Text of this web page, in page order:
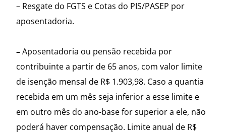
– Resgate do FGTS e Cotas do PIS/PASEP por
aposentadoria.
–Aposentadoria ou pensão recebida por
contribuinte a partir de 65 anos, com valor limite
de isenção mensal de R$ 1.903,98. Caso a quantia
recebida em um mês seja inferior a esse limite e
em outro mês do ano-base for superior a ele, não
poderá haver compensação. Limite anual de R$